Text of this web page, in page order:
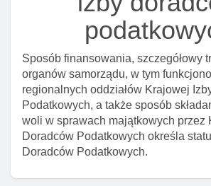
Sposób finansowania, szczegółowy
organów samorządu, w tym
regionalnych oddziałów Krajowej
Podatkowych, a także sposób
woli w sprawach majątkowych przez
Doradców Podatkowych określa
Doradców Podatkowych.
podmiotów zatrudniających
Art. 46. Rozporządzenie w sprawie
ubezpieczenia obowiązkowego
Art. 46a. Kontrola spełnienia
ubezpieczenia
Rozdział 8. SamorząD doradców
Art. 47. Krajowa izba doradców
samorząD doradców